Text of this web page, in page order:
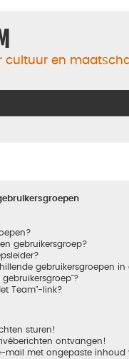
cultuur en
gebruikersgroep?
gebruikersgroepen in
Team"-link?
sturen!
ontvangen!
mail met ongepaste